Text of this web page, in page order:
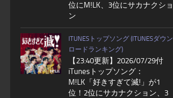
位にM!LK、3位にサカナクショ
ン
ITUNESトップソング (ITUNESダウン
ロードランキング)
【23:40更新】2026/07/29付
iTunesトップソング：
M!LK「好きすぎて滅!」が1
位！2位にサカナクション、3